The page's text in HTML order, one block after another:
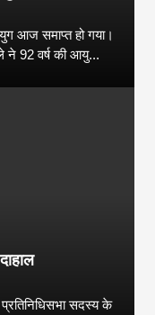
आज समाप्त हो गया।
ने 92 वर्ष की आयु...
सदस्य के